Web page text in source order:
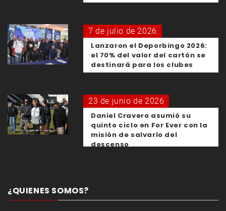
7 de julio de 2026
Lanzaron el Deporbingo 2026:
el 70% del valor del cartón se
destinará para los clubes
23 de junio de 2026
Daniel Cravero asumió su
quinto ciclo en For Ever con la
misión de salvarlo del
descenso
¿QUIENES SOMOS?